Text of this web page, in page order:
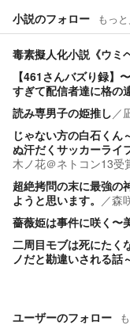
小説のフォロー もっ
毒素擬人化小説《ウミ
【461さんバズり録】
すぎて配信者達に格の
読み専男子の姫推し／
じゃない方の白石くん
ぬ汗だくサッカーライ
木ノ花＠ネトコン13受
超絶拷問の末に最強の
ようと思います。 ／森
薔薇姫は事件に咲く〜
二周目モブは死にた
ノだと勘違いされる話
ユーザーのフォロー